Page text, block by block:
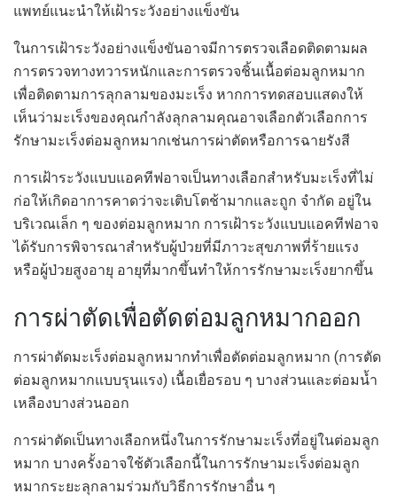
แพทย์แนะนำให้เฝ้าระวังอย่างแข็งขัน
ในการเฝ้าระวังอย่างแข็งขันอาจมีการตรวจเลือดติดตามผล
การตรวจทางทวารหนักและการตรวจชิ้นเนื้อต่อมลูกหมาก
เพื่อติดตามการลุกลามของมะเร็ง หากการทดสอบแสดงให้
เห็นว่ามะเร็งของคุณกำลังลุกลามคุณอาจเลือกตัวเลือกการ
รักษามะเร็งต่อมลูกหมากเช่นการผ่าตัดหรือการฉายรังสี
การเฝ้าระวังแบบแอคทีฟอาจเป็นทางเลือกสำหรับมะเร็งที่ไม่
ก่อให้เกิดอาการคาดว่าจะเติบโตช้ามากและถูก จำกัด อยู่ใน
บริเวณเล็ก ๆ ของต่อมลูกหมาก การเฝ้าระวังแบบแอคทีฟอาจ
ได้รับการพิจารณาสำหรับผู้ป่วยที่มีภาวะสุขภาพที่ร้ายแรง
หรือผู้ป่วยสูงอายุ อายุที่มากขึ้นทำให้การรักษามะเร็งยากขึ้น
การผ่าตัดเพื่อตัดต่อมลูกหมากออก
การผ่าตัดมะเร็งต่อมลูกหมากทำเพื่อตัดต่อมลูกหมาก (การตัด
ต่อมลูกหมากแบบรุนแรง) เนื้อเยื่อรอบ ๆ บางส่วนและต่อมน้ำ
เหลืองบางส่วนออก
การผ่าตัดเป็นทางเลือกหนึ่งในการรักษามะเร็งที่อยู่ในต่อมลูก
หมาก บางครั้งอาจใช้ตัวเลือกนี้ในการรักษามะเร็งต่อมลูก
หมากระยะลุกลามร่วมกับวิธีการรักษาอื่น ๆ